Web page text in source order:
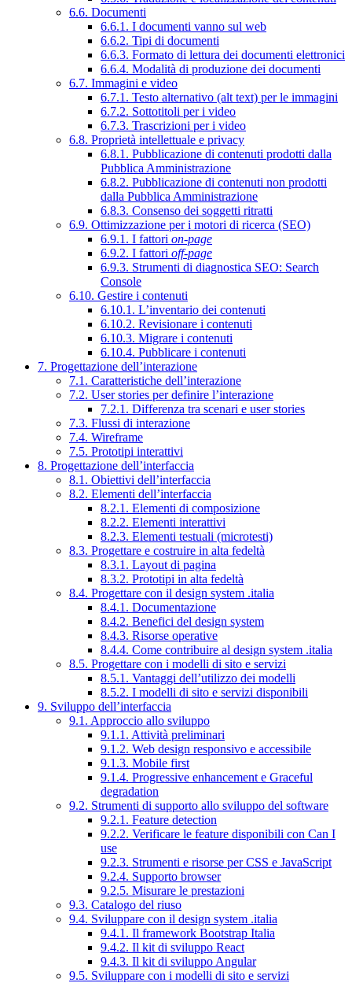
6.6. Documenti
6.6.1. I documenti vanno sul web
6.6.2. Tipi di documenti
6.6.3. Formato di lettura dei documenti elettronici
6.6.4. Modalità di produzione dei documenti
6.7. Immagini e video
6.7.1. Testo alternativo (alt text) per le immagini
6.7.2. Sottotitoli per i video
6.7.3. Trascrizioni per i video
6.8. Proprietà intellettuale e privacy
6.8.1. Pubblicazione di contenuti prodotti dalla
Pubblica Amministrazione
6.8.2. Pubblicazione di contenuti non prodotti
dalla Pubblica Amministrazione
6.8.3. Consenso dei soggetti ritratti
6.9. Ottimizzazione per i motori di ricerca (SEO)
6.9.1. I fattori on-page
6.9.2. I fattori off-page
6.9.3. Strumenti di diagnostica SEO: Search
Console
6.10. Gestire i contenuti
6.10.1. L’inventario dei contenuti
6.10.2. Revisionare i contenuti
6.10.3. Migrare i contenuti
6.10.4. Pubblicare i contenuti
7. Progettazione dell’interazione
7.1. Caratteristiche dell’interazione
7.2. User stories per definire l’interazione
7.2.1. Differenza tra scenari e user stories
7.3. Flussi di interazione
7.4. Wireframe
7.5. Prototipi interattivi
8. Progettazione dell’interfaccia
8.1. Obiettivi dell’interfaccia
8.2. Elementi dell’interfaccia
8.2.1. Elementi di composizione
8.2.2. Elementi interattivi
8.2.3. Elementi testuali (microtesti)
8.3. Progettare e costruire in alta fedeltà
8.3.1. Layout di pagina
8.3.2. Prototipi in alta fedeltà
8.4. Progettare con il design system .italia
8.4.1. Documentazione
8.4.2. Benefici del design system
8.4.3. Risorse operative
8.4.4. Come contribuire al design system .italia
8.5. Progettare con i modelli di sito e servizi
8.5.1. Vantaggi dell’utilizzo dei modelli
8.5.2. I modelli di sito e servizi disponibili
9. Sviluppo dell’interfaccia
9.1. Approccio allo sviluppo
9.1.1. Attività preliminari
9.1.2. Web design responsivo e accessibile
9.1.3. Mobile first
9.1.4. Progressive enhancement e Graceful
degradation
9.2. Strumenti di supporto allo sviluppo del software
9.2.1. Feature detection
9.2.2. Verificare le feature disponibili con Can I
use
9.2.3. Strumenti e risorse per CSS e JavaScript
9.2.4. Supporto browser
9.2.5. Misurare le prestazioni
9.3. Catalogo del riuso
9.4. Sviluppare con il design system .italia
9.4.1. Il framework Bootstrap Italia
9.4.2. Il kit di sviluppo React
9.4.3. Il kit di sviluppo Angular
9.5. Sviluppare con i modelli di sito e servizi